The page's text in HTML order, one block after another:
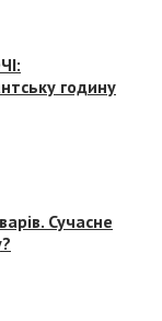
годину
Сучасне